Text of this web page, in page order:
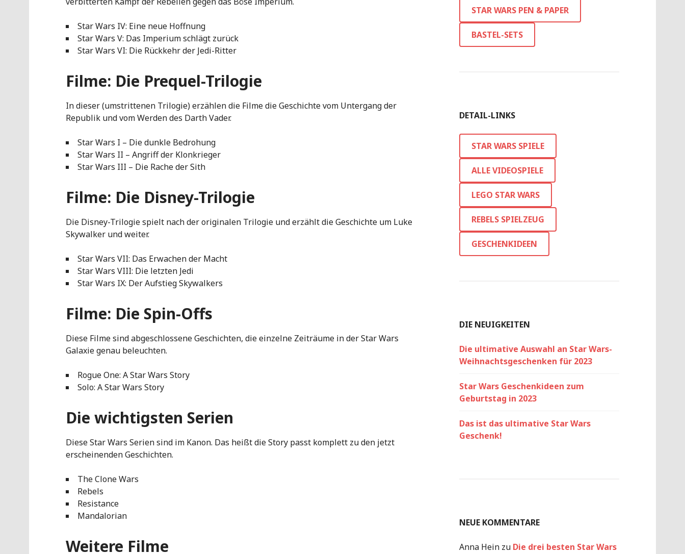
Star Wars IV: Eine neue Hoffnung
Star Wars V: Das Imperium schlägt zurück
Star Wars VI: Die Rückkehr der Jedi-Ritter
Filme: Die Prequel-Trilogie
In dieser (umstrittenen Trilogie) erzählen die Filme die Geschichte vom Untergang der
Republik und vom Werden des Darth Vader.
Star Wars I – Die dunkle Bedrohung
Star Wars II – Angriff der Klonkrieger
Star Wars III – Die Rache der Sith
Filme: Die Disney-Trilogie
Die Disney-Trilogie spielt nach der originalen Trilogie und erzählt die Geschichte um Luke
Skywalker und weiter.
Star Wars VII: Das Erwachen der Macht
Star Wars VIII: Die letzten Jedi
Star Wars IX: Der Aufstieg Skywalkers
Filme: Die Spin-Offs
Diese Filme sind abgeschlossene Geschichten, die einzelne Zeiträume in der Star Wars
Galaxie genau beleuchten.
Rogue One: A Star Wars Story
Solo: A Star Wars Story
Die wichtigsten Serien
Diese Star Wars Serien sind im Kanon. Das heißt die Story passt komplett zu den jetzt
erscheinenden Geschichten.
The Clone Wars
Rebels
Resistance
Mandalorian
Weitere Filme
STAR WARS PEN & PAPER
BASTEL-SETS
DETAIL-LINKS
STAR WARS SPIELE
ALLE VIDEOSPIELE
LEGO STAR WARS
REBELS SPIELZEUG
GESCHENKIDEEN
DIE NEUIGKEITEN
Die ultimative Auswahl an Star Wars-
Weihnachtsgeschenken für 2023
Star Wars Geschenkideen zum
Geburtstag in 2023
Das ist das ultimative Star Wars
Geschenk!
NEUE KOMMENTARE
Anna Hein zu Die drei besten Star Wars